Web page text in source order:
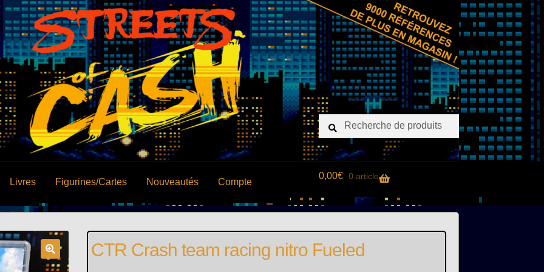
Recherche
pour :
Recherche
Livres Figurines/Cartes Nouveautés Compte
0,00€ 0 article
CTR Crash team racing nitro Fueled